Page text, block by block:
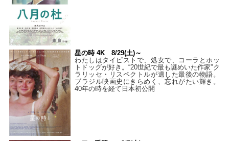
星の時 4K 8/29(土)～
わたしはタイピストで、処⼥で、コーラとホッ
トドッグが好き。“20世紀で最も謎めいた作家”ク
ラリッセ・リスペクトルが遺した最後の物語。
ブラジル映画史にきらめく、忘れがたい輝き。
40年の時を経て⽇本初公開